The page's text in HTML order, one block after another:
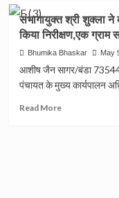
कोराना
से
कम
नहीं
युवाओं
के
संभागायुक्त श्री शुक्ला
किया निरीक्षण,एक
Bhumika Bhaskar May
आशीष जैन सागर/बंडा
पंचायत के मुख्य कार्यपालन
Read MoreRead